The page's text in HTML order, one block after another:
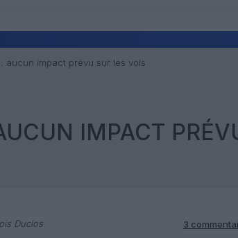
: aucun impact prévu sur les vols
IMPACT
Duclos 3